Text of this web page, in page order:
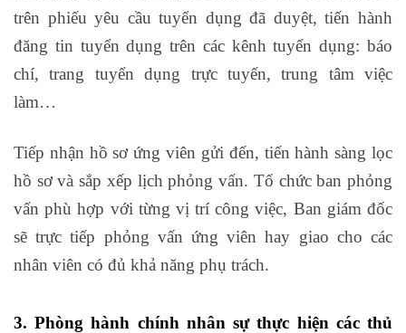
trên phiếu yêu cầu tuyển dụng đã duyệt, tiến hành
đăng tin tuyển dụng trên các kênh tuyển dụng: báo
chí, trang tuyển dụng trực tuyến, trung tâm việc
làm…
Tiếp nhận hồ sơ ứng viên gửi đến, tiến hành sàng lọc
hồ sơ và sắp xếp lịch phỏng vấn. Tổ chức ban phỏng
vấn phù hợp với từng vị trí công việc, Ban giám đốc
sẽ trực tiếp phỏng vấn ứng viên hay giao cho các
nhân viên có đủ khả năng phụ trách.
3. Phòng hành chính nhân sự thực hiện các thủ